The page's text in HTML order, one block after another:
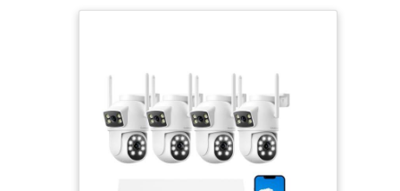
distinguer avec précision les
personnes et les véhicules. Une fois
le mouvement détecté, le kit caméra
de surveillance extérieure enregistre
une vidéo et vous envoie
immédiatement une alerte. En même